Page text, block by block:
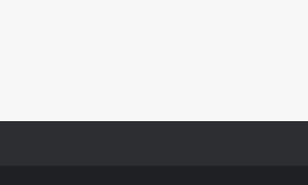
tras la mu3rt3 de César Gastélum se viraliza